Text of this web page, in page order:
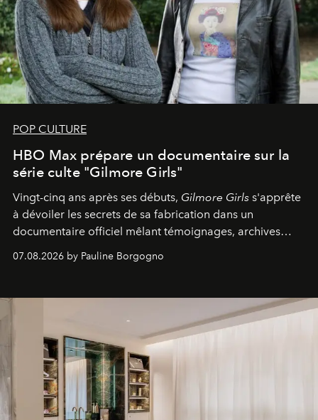
POP CULTURE
HBO Max prépare un documentaire sur la
série culte "Gilmore Girls"
Vingt-cinq ans après ses débuts, Gilmore Girls s'apprête
à dévoiler les secrets de sa fabrication dans un
documentaire officiel mêlant témoignages, archives
inédites et plongée dans les coulisses d'un phénomène
générationnel.
07.08.2026 by Pauline Borgogno